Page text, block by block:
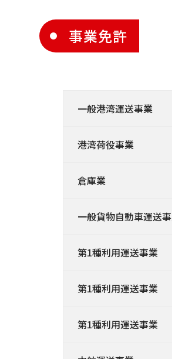
事業免許
一般港湾運送事業
港湾荷役事業
倉庫業
一般貨物自動車運送
第1種利用運送事業
第1種利用運送事業
第1種利用運送事業